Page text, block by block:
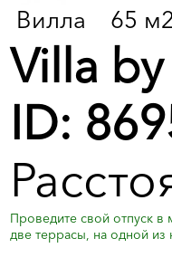
Вилла 65 м2
Villa
ID:
Проведите свой отпуск
две террасы, на одной из